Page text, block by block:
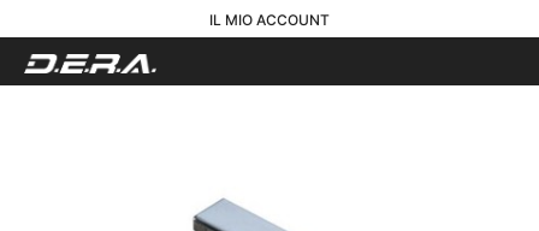
IL MIO ACCOUNT